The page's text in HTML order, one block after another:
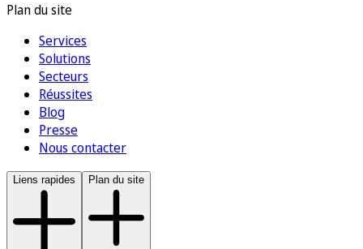
Plan du site
Services
Solutions
Secteurs
Réussites
Blog
Presse
Nous contacter
Liens rapides Plan du site